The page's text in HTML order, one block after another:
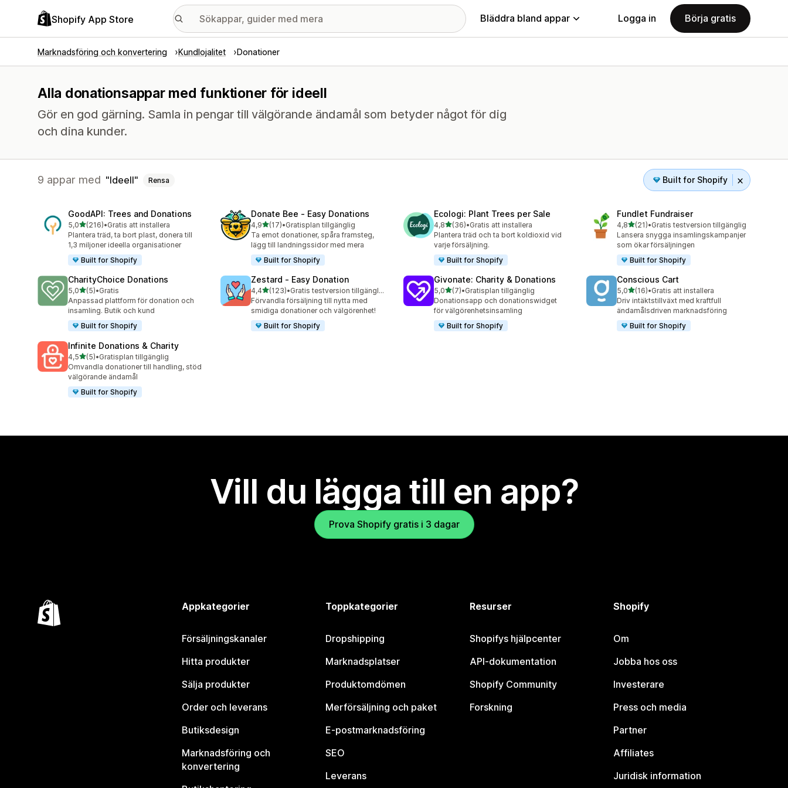
Shopify App Store Bläddra bland appar Logga in Börja gratis
Marknadsföring och konvertering Kundlojalitet Donationer
Alla donationsappar med funktioner för ideell
Gör en god gärning. Samla in pengar till välgörande ändamål som betyder något för dig
och dina kunder.
9 appar med Ideell Rensa Built for Shopify
GoodAPI: Trees and Donations
5,0av 5 stjärnor
(216)
216 recensioner totalt
•Gratis att installera
Plantera träd, ta bort plast, donera till
1,3 miljoner ideella organisationer
Built for Shopify
Donate Bee ‑ Easy Donations
4,9av 5 stjärnor
(17)
17 recensioner totalt
•Gratisplan tillgänglig
Ta emot donationer, spåra framsteg,
lägg till landningssidor med mera
Built for Shopify
Ecologi: Plant Trees per Sale
4,8av 5 stjärnor
(36)
36 recensioner totalt
•Gratis att installera
Plantera träd och ta bort koldioxid vid
varje försäljning.
Built for Shopify
Fundlet Fundraiser
4,8av 5 stjärnor
(21)
21 recensioner totalt
•Gratis testversion tillgänglig
Lansera snygga insamlingskampanjer
som ökar försäljningen
Built for Shopify
CharityChoice Donations
5,0av 5 stjärnor
(5)
5 recensioner totalt
•Gratis
Anpassad plattform för donation och
insamling. Butik och kund
Built for Shopify
Zestard ‑ Easy Donation
4,4av 5 stjärnor
(123)
123 recensioner totalt
•
Gratis testversion tillgänglig
Förvandla försäljning till nytta med
smidiga donationer och välgörenhet!
Built for Shopify
Givonate: Charity & Donations
5,0av 5 stjärnor
(7)
7 recensioner totalt
•Gratisplan tillgänglig
Donationsapp och donationswidget
för välgörenhetsinsamling
Built for Shopify
Conscious Cart
5,0av 5 stjärnor
(16)
16 recensioner totalt
•Gratis att installera
Driv intäktstillväxt med kraftfull
ändamålsdriven marknadsföring
Built for Shopify
Infinite Donations & Charity
4,5av 5 stjärnor
(5)
5 recensioner totalt
•Gratisplan tillgänglig
Omvandla donationer till handling, stöd
välgörande ändamål
Built for Shopify
Vill du lägga till en app?
Prova Shopify gratis i 3 dagar
Appkategorier
Försäljningskanaler
Hitta produkter
Sälja produkter
Order och leverans
Butiksdesign
Marknadsföring och
konvertering
Toppkategorier
Dropshipping
Marknadsplatser
Produktomdömen
Merförsäljning och paket
E-postmarknadsföring
SEO
Leverans
Resurser
Shopifys hjälpcenter
API-dokumentation
Shopify Community
Forskning
Shopify
Om
Jobba hos oss
Investerare
Press och media
Partner
Affiliates
Juridisk information